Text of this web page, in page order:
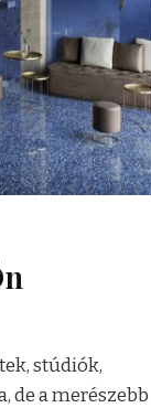
stúdiók,
de a merészebb